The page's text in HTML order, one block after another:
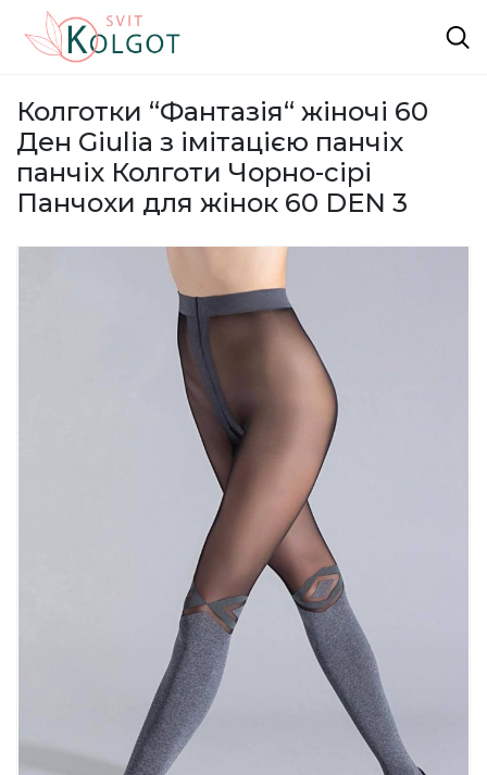
Колготки “Фантазія“ жіночі 60
Ден Giulia з імітацією панчіх
панчіх Колготи Чорно-сірі
Панчохи для жінок 60 DEN 3